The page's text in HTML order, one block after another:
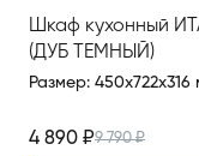
Шкаф кухонный
(ДУБ ТЕМНЫЙ)
Размер: 450x722x316
4 890 ₽9 790₽